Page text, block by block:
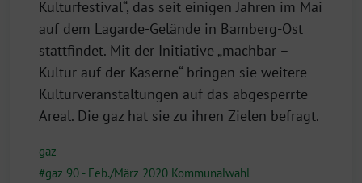
Kulturfestival“, das seit einigen Jahren im Mai
auf dem Lagarde-Gelände in Bamberg-Ost
stattfindet. Mit der Initiative „machbar –
Kultur auf der Kaserne“ bringen sie weitere
Kulturveranstaltungen auf das abgesperrte
Areal. Die gaz hat sie zu ihren Zielen befragt.
gaz
gaz 90 - Feb./März 2020 Kommunalwahl